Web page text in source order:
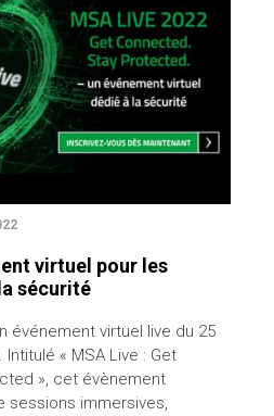
virtuel pour les
sécurité
événement virtuel live du 25
« MSA Live : Get
», cet évènement
sessions immersives,